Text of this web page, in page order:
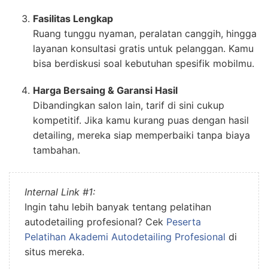
Fasilitas Lengkap
Ruang tunggu nyaman, peralatan canggih, hingga
layanan konsultasi gratis untuk pelanggan. Kamu
bisa berdiskusi soal kebutuhan spesifik mobilmu.
Harga Bersaing & Garansi Hasil
Dibandingkan salon lain, tarif di sini cukup
kompetitif. Jika kamu kurang puas dengan hasil
detailing, mereka siap memperbaiki tanpa biaya
tambahan.
Internal Link #1:
Ingin tahu lebih banyak tentang pelatihan
autodetailing profesional? Cek Peserta
Pelatihan Akademi Autodetailing Profesional di
situs mereka.